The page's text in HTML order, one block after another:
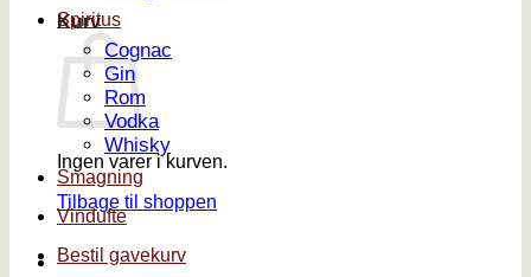
Kurv
Ingen varer i kurven.
Tilbage til shoppen
Spiritus
Cognac
Gin
Rom
Vodka
Whisky
Smagning
Vindufte
Bestil gavekurv